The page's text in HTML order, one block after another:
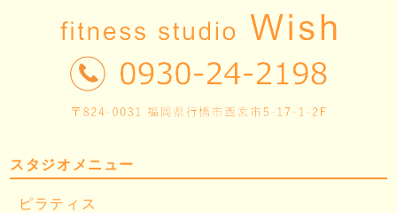
スタジオメニュー
ピラティス